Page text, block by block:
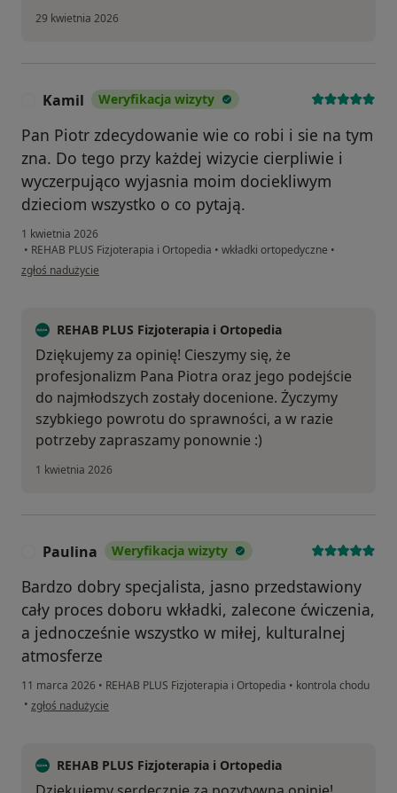
29 kwietnia 2026
Kamil Weryfikacja wizyty
Pan Piotr zdecydowanie wie co robi i sie na tym
zna. Do tego przy każdej wizycie cierpliwie i
wyczerpująco wyjasnia moim dociekliwym
dzieciom wszystko o co pytają.
1 kwietnia 2026
• REHAB PLUS Fizjoterapia i Ortopedia • wkładki ortopedyczne •
w opinii użytkownika Kamil
zgłoś nadużycie
REHAB PLUS Fizjoterapia i Ortopedia
Dziękujemy za opinię! Cieszymy się, że
profesjonalizm Pana Piotra oraz jego podejście
do najmłodszych zostały docenione. Życzymy
szybkiego powrotu do sprawności, a w razie
potrzeby zapraszamy ponownie :)
1 kwietnia 2026
Paulina Weryfikacja wizyty
Bardzo dobry specjalista, jasno przedstawiony
cały proces doboru wkładki, zalecone ćwiczenia,
a jednocześnie wszystko w miłej, kulturalnej
atmosferze
11 marca 2026 • REHAB PLUS Fizjoterapia i Ortopedia • kontrola chodu
• w opinii użytkownika Paulina
zgłoś nadużycie
REHAB PLUS Fizjoterapia i Ortopedia